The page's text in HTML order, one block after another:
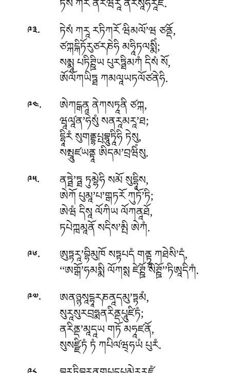
ཏེསཾ ཀརཾ ནརཝརཱ ནརསཱིཧརཱཛཾ.
༩༣. ཏེསཾ ཀརཱ རཏིཀརོ ཝིམལོ’ཝ ཙནྡོ,
ཙཀྐངྐིཏོརུཙརཎེཧི མཧཱིཏལསྨིཾ;
སམྨཱ པཏིཊྛིཡ པུརཏྠིམཀཾ དིསཾ སོ,
ཨོལོཀཡིཏྠ ཀམལཱཡཏལོཙནེཧི.
༩༤. ཨེཀངྒནཱ ནེཀསཏཱནི ཙཀྐ,
ཝཱལཱ༹ན’ཧེསུཾ སནརཱམརཱ’ཐ;
དྷཱིརཾ སུགནྡྷཔྤབྷཱུཏཱིཧི ཏེསུ,
སམྤཱུཛཡནྟཱ ཨིདམ’བྲཝིཾསུ.
༩༥. ནཏྠེ’ཏྠ ཏུམྷེཧི སམོ སུདྷཱིས,
ཨེཀོ པུམཱ’པ’གྒཏརོ ཀུཏོ’ཏི;
ཨེཝཾ དིསཱ ལོཀིཡ ལོཀནཱཐོ,
ཏཔེཀྑམཱནོ སདིས’མྤི ཨེཀཾ.
༩༦. ཨུཏྟརཱ’བྷིམུཁོ སཏྟཔདཾ གནྟྭཱ ཀཐེསི’དཾ,
‘‘ཨགྒོ’ཧམསྨི ལོཀསྶ ཛེཊྛོ སེཊྛོ’’ཏིཨཱདིཀཾ.
༩༧. ཨནཉྙསཱདྷཱརཎནཱདམུ’ཏྟམཾ,
སུརཱསུརབྲཧྨནརིནྡཔཱུཛིཏཾ;
ནརིནྡ’མཱདཱཡ གཏོ མཧཱཛནོ,
སུསཛྫིཏཾ ཏཾ ཀཔིལ༹ཝ྄ཧཡཾ པུརཾ.